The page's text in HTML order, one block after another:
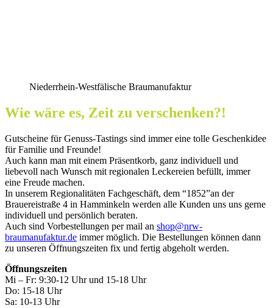
Niederrhein-Westfälische Braumanufaktur
Wie wäre es, Zeit zu verschenken?!
Gutscheine für Genuss-Tastings sind immer eine tolle Geschenkidee
für Familie und Freunde!
Auch kann man mit einem Präsentkorb, ganz individuell und
liebevoll nach Wunsch mit regionalen Leckereien befüllt, immer
eine Freude machen.
In unserem Regionalitäten Fachgeschäft, dem “1852”an der
Brauereistraße 4 in Hamminkeln werden alle Kunden uns uns gerne
individuell und persönlich beraten.
Auch sind Vorbestellungen per mail an shop@nrw-
braumanufaktur.de immer möglich. Die Bestellungen können dann
zu unseren Öffnungszeiten fix und fertig abgeholt werden.
Öffnungszeiten
Mi – Fr: 9:30-12 Uhr und 15-18 Uhr
Do: 15-18 Uhr
Sa: 10-13 Uhr